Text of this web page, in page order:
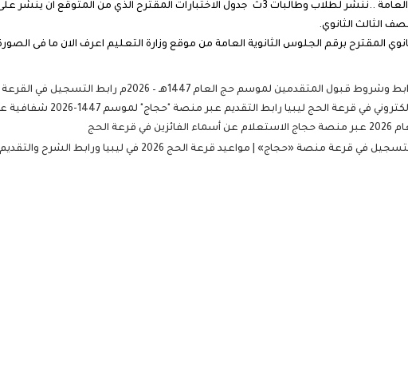
وللاستعلام عن نتائج جدول مواعيد الثانوية العامة ..ننشر لطلاب وطالبات 3ث جدول الاختبارات
المقترح برقم الجلوس الثانوية العامة من موقع وزارة التعليم اعرف الان ما فى الصورة
لموسم حج العام 1447هـ – 2026م رابط التسجيل في القرعة
قرعة الحج ليبيا رابط التقديم عبر منصة "حجاج" لموسم 1447-2026 شفافية عالية
الحج